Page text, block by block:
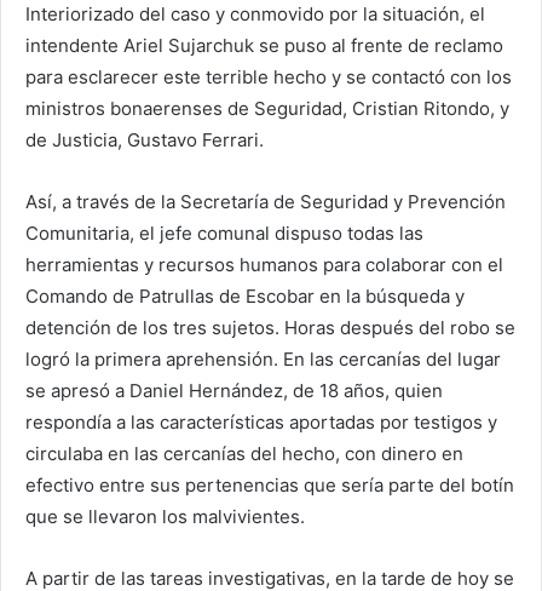
Interiorizado del caso y conmovido por la situación, el
intendente Ariel Sujarchuk se puso al frente de reclamo
para esclarecer este terrible hecho y se contactó con los
ministros bonaerenses de Seguridad, Cristian Ritondo, y
de Justicia, Gustavo Ferrari.
Así, a través de la Secretaría de Seguridad y Prevención
Comunitaria, el jefe comunal dispuso todas las
herramientas y recursos humanos para colaborar con el
Comando de Patrullas de Escobar en la búsqueda y
detención de los tres sujetos. Horas después del robo se
logró la primera aprehensión. En las cercanías del lugar
se apresó a Daniel Hernández, de 18 años, quien
respondía a las características aportadas por testigos y
circulaba en las cercanías del hecho, con dinero en
efectivo entre sus pertenencias que sería parte del botín
que se llevaron los malvivientes.
A partir de las tareas investigativas, en la tarde de hoy se